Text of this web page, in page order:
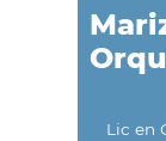
Lic en